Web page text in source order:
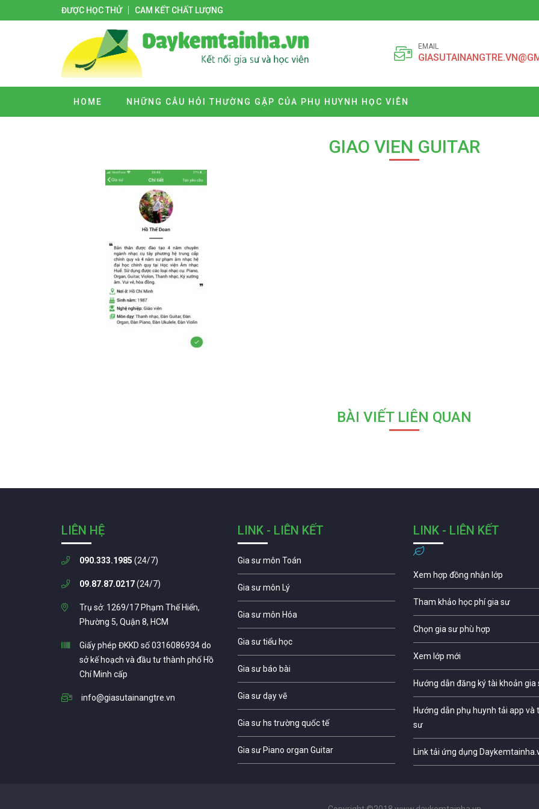
ĐƯỢC HỌC THỬ CAM KẾT CHẤT LƯỢNG
EMAIL
HOME NHỮNG CÂU HỎI THƯỜNG GẶP CỦA PHỤ HUYNH HỌC VIÊN
GIAO VIEN GUITAR
BÀI VIẾT LIÊN QUAN
LIÊN HỆ
090.333.1985 (24/7)
09.87.87.0217(24/7)
Trụ sở: 1269/17 Phạm Thế Hiển,
Phường 5, Quận 8, HCM
Giấy phép ĐKKD số 0316086934 do
sở kế hoạch và đầu tư thành phố Hồ
Chí Minh cấp
info@giasutainangtre.vn
LINK - LIÊN KẾT
Gia sư môn Toán
Gia sư môn Lý
Gia sư môn Hóa
Gia sư tiểu học
Gia sư báo bài
Gia sư dạy vẽ
Gia sư hs trường quốc tế
Gia sư Piano organ Guitar
LINK - LIÊN KẾT
Xem hợp đồng nhận lớp
Tham khảo học phí gia sư
Chọn gia sư phù hợp
Xem lớp mới
Hướng dẫn đăng ký tài khoản gia
Hướng dẫn phụ huynh tải app và
sư
Link tải ứng dụng